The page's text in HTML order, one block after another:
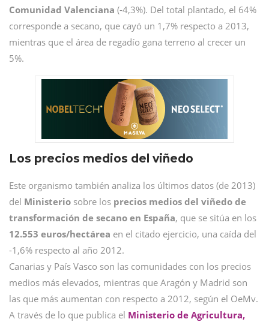
Comunidad Valenciana (-4,3%). Del total plantado, el 64%
corresponde a secano, que cayó un 1,7% respecto a 2013,
mientras que el área de regadío gana terreno al crecer un
5%.
Los precios medios del viñedo
Este organismo también analiza los últimos datos (de 2013)
del Ministerio sobre los precios medios del viñedo de
transformación de secano en España, que se sitúa en los
12.553 euros/hectárea en el citado ejercicio, una caída del
-1,6% respecto al año 2012.
Canarias y País Vasco son las comunidades con los precios
medios más elevados, mientras que Aragón y Madrid son
las que más aumentan con respecto a 2012, según el OeMv.
A través de lo que publica el Ministerio de Agricultura,